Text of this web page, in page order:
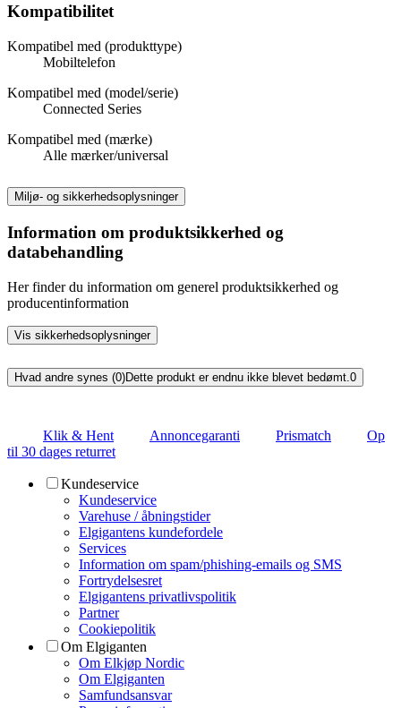
Kompatibilitet
Kompatibel med (produkttype)
Mobiltelefon
Kompatibel med (model/serie)
Connected Series
Kompatibel med (mærke)
Alle mærker/universal
Miljø- og sikkerhedsoplysninger
Information om produktsikkerhed og
databehandling
Her finder du information om generel produktsikkerhed og
producentinformation
Vis sikkerhedsoplysninger
Hvad andre synes (0)Dette produkt er endnu ikke blevet bedømt.0
Klik & Hent Annoncegaranti Prismatch
Op
til 30 dages returret
Kundeservice
Kundeservice
Varehuse / åbningstider
Elgigantens kundefordele
Services
Information om spam/phishing-emails og SMS
Fortrydelsesret
Elgigantens privatlivspolitik
Partner
Cookiepolitik
Om Elgiganten
Om Elkjøp Nordic
Om Elgiganten
Samfundsansvar